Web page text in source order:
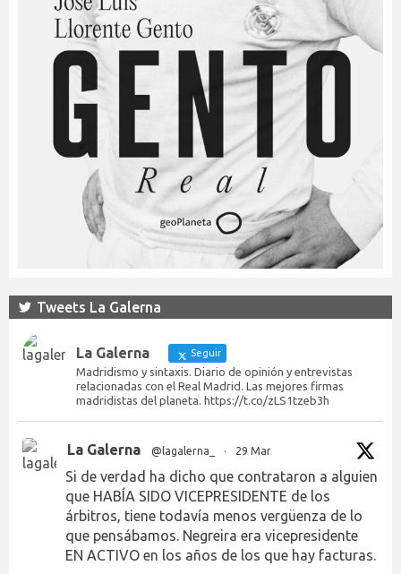
Tweets La Galerna
La Galerna Seguir
Madridismo y sintaxis. Diario de opinión y entrevistas
relacionadas con el Real Madrid. Las mejores firmas
madridistas del planeta. https://t.co/zLS1tzeb3h
La Galerna @lagalerna_ · 29 Mar
Si de verdad ha dicho que contrataron a alguien
que HABÍA SIDO VICEPRESIDENTE de los
árbitros, tiene todavía menos vergüenza de lo
que pensábamos. Negreira era vicepresidente
EN ACTIVO en los años de los que hay facturas.